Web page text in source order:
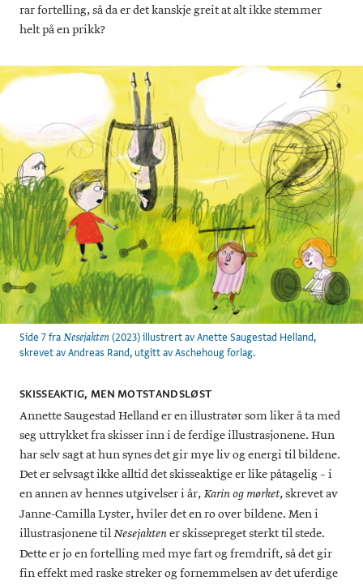
rar fortelling, så da er det kanskje greit at alt ikke stemmer
helt på en prikk?
Side 7 fra Nesejakten (2023) illustrert av Anette Saugestad Helland,
skrevet av Andreas Rand, utgitt av Aschehoug forlag.
SKISSEAKTIG, MEN MOTSTANDSLØST
Annette Saugestad Helland er en illustratør som liker å ta med
seg uttrykket fra skisser inn i de ferdige illustrasjonene. Hun
har selv sagt at hun synes det gir mye liv og energi til bildene.
Det er selvsagt ikke alltid det skisseaktige er like påtagelig – i
en annen av hennes utgivelser i år,Karin og mørket, skrevet av
Janne-Camilla Lyster, hviler det en ro over bildene. Men i
illustrasjonene tilNesejaktener skissepreget sterkt til stede.
Dette er jo en fortelling med mye fart og fremdrift, så det gir
fin effekt med raske streker og fornemmelsen av det uferdige